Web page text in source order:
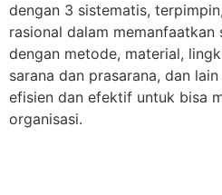
dengan 3 sistematis,
rasional dalam
dengan metode, material,
sarana dan prasarana, dan
efisien dan efektif untuk bisa
organisasi.